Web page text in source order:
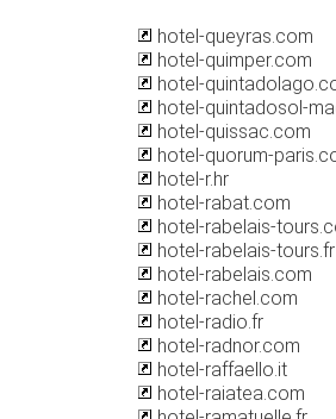
hotel-queyras.com
hotel-quimper.com
hotel-
hotel-quintadosol-
hotel-quissac.com
hotel-quorum-
hotel-r.hr
hotel-rabat.com
hotel-rabelais-
hotel-rabelais-tours.fr
hotel-rabelais.com
hotel-rachel.com
hotel-radio.fr
hotel-radnor.com
hotel-raffaello.it
hotel-raiatea.com